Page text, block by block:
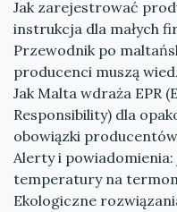
Jak zarejestrować
instrukcja dla małych
Przewodnik po
producenci muszą
Jak Malta wdraża EPR
Responsibility) dla
obowiązki producentów
Alerty i
temperatury na
Ekologiczne